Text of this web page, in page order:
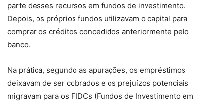
parte desses recursos em fundos de investimento.
Depois, os próprios fundos utilizavam o capital para
comprar os créditos concedidos anteriormente pelo
banco.
Na prática, segundo as apurações, os empréstimos
deixavam de ser cobrados e os prejuízos potenciais
migravam para os FIDCs (Fundos de Investimento em